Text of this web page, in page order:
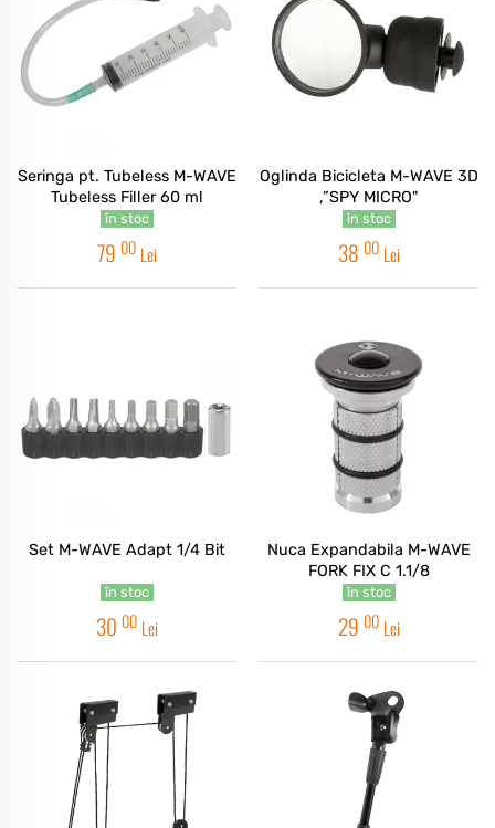
Seringa pt. Tubeless M-WAVE
Tubeless Filler 60 ml
în stoc
79 00 Lei
Oglinda Bicicleta M-WAVE 3D
,”SPY MICRO"
în stoc
38 00 Lei
Set M-WAVE Adapt 1/4 Bit
în stoc
30 00 Lei
Nuca Expandabila M-WAVE
FORK FIX C 1.1/8
în stoc
29 00 Lei